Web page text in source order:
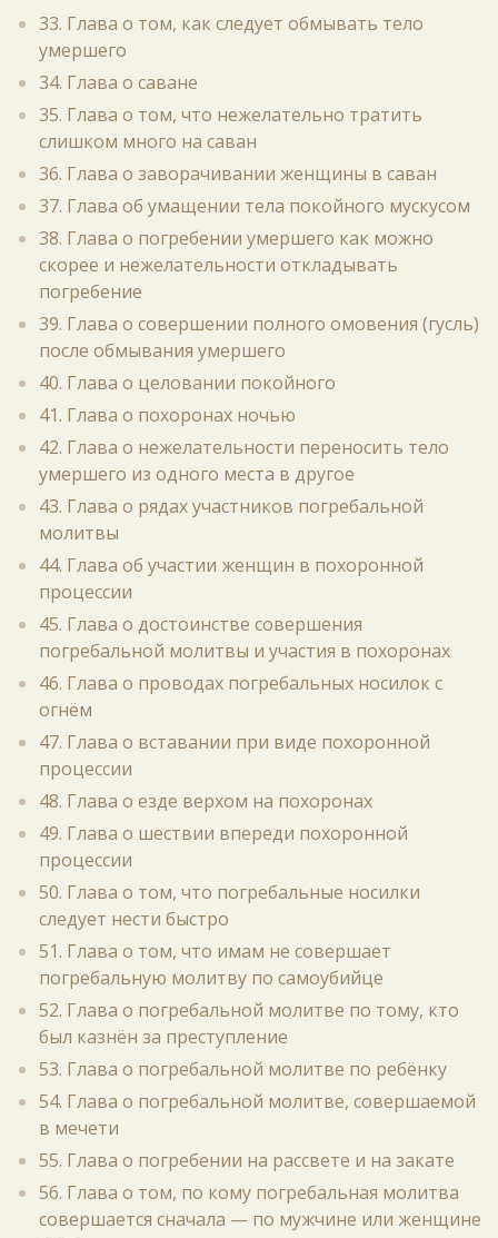
33. Глава о том, как следует обмывать тело
умершего
34. Глава о саване
35. Глава о том, что нежелательно тратить
слишком много на саван
36. Глава о заворачивании женщины в саван
37. Глава об умащении тела покойного мускусом
38. Глава о погребении умершего как можно
скорее и нежелательности откладывать
погребение
39. Глава о совершении полного омовения (гусль)
после обмывания умершего
40. Глава о целовании покойного
41. Глава о похоронах ночью
42. Глава о нежелательности переносить тело
умершего из одного места в другое
43. Глава о рядах участников погребальной
молитвы
44. Глава об участии женщин в похоронной
процессии
45. Глава о достоинстве совершения
погребальной молитвы и участия в похоронах
46. Глава о проводах погребальных носилок с
огнём
47. Глава о вставании при виде похоронной
процессии
48. Глава о езде верхом на похоронах
49. Глава о шествии впереди похоронной
процессии
50. Глава о том, что погребальные носилки
следует нести быстро
51. Глава о том, что имам не совершает
погребальную молитву по самоубийце
52. Глава о погребальной молитве по тому, кто
был казнён за преступление
53. Глава о погребальной молитве по ребёнку
54. Глава о погребальной молитве, совершаемой
в мечети
55. Глава о погребении на рассвете и на закате
56. Глава о том, по кому погребальная молитва
совершается сначала — по мужчине или женщине